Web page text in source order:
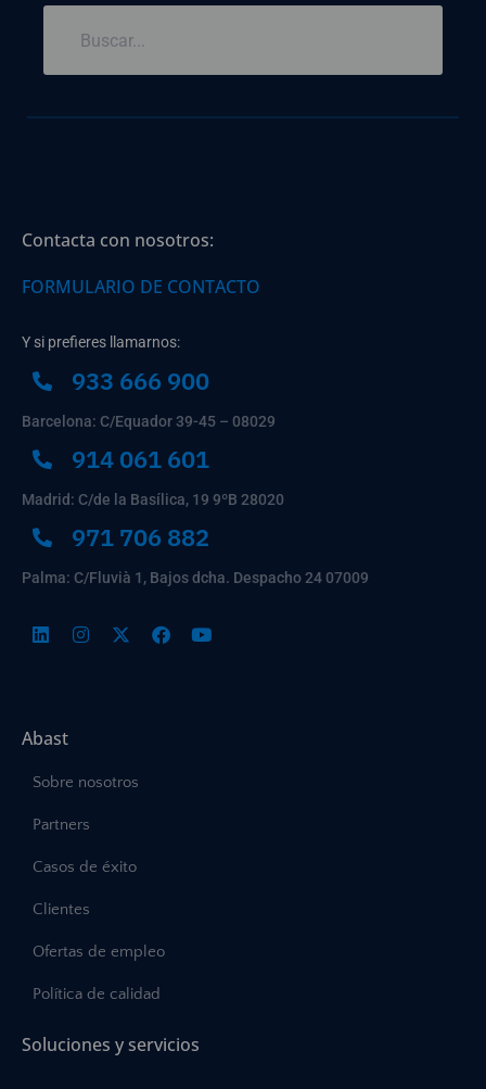
Contacta con nosotros:
FORMULARIO DE CONTACTO
Y si prefieres llamarnos:
933 666 900
Barcelona: C/Equador 39-45 – 08029
914 061 601
Madrid: C/de la Basílica, 19 9ºB 28020
971 706 882
Palma: C/Fluvià 1, Bajos dcha. Despacho 24 07009
Abast
Sobre nosotros
Partners
Casos de éxito
Clientes
Ofertas de empleo
Política de calidad
Soluciones y servicios